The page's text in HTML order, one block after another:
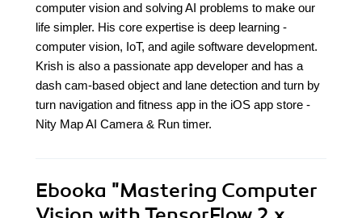
computer vision and solving AI problems to make our
life simpler. His core expertise is deep learning -
computer vision, IoT, and agile software development.
Krish is also a passionate app developer and has a
dash cam-based object and lane detection and turn by
turn navigation and fitness app in the iOS app store -
Nity Map AI Camera & Run timer.
Ebooka "Mastering Computer